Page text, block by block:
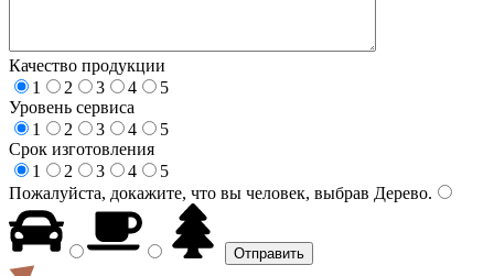
Качество продукции
1
2 3 4
5
Уровень сервиса
1
2 3 4
5
Срок изготовления
1
2 3 4
5
Пожалуйста, докажите, что вы человек, выбрав Дерево.